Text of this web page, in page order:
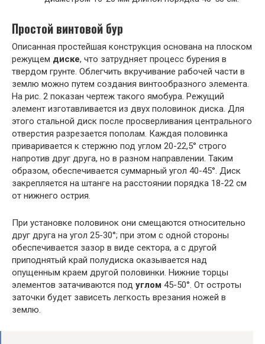
Простой винтовой бур
Описанная простейшая конструкция основана на плоском
режущем диске, что затрудняет процесс бурения в
твердом грунте. Облегчить вкручивание рабочей части в
землю можно путем создания винтообразного элемента.
На рис. 2 показан чертеж такого ямобура. Режущий
элемент изготавливается из двух половинок диска. Для
этого стальной диск после просверливания центрального
отверстия разрезается пополам. Каждая половинка
приваривается к стержню под углом 20-22,5° строго
напротив друг друга, но в разном направлении. Таким
образом, обеспечивается суммарный угол 40-45°. Диск
закрепляется на штанге на расстоянии порядка 18-22 см
от нижнего острия.
При установке половинок они смещаются относительно
друг друга на угол 25-30°; при этом с одной стороны
обеспечивается зазор в виде сектора, а с другой
приподнятый край полудиска оказывается над
опущенным краем другой половинки. Нижние торцы
элементов затачиваются под углом 45-50°. От остроты
заточки будет зависеть легкость врезания ножей в
землю.